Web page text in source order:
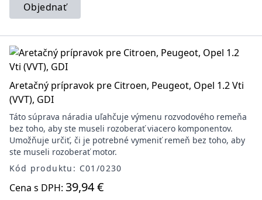
Objednať
Aretačný prípravok pre Citroen, Peugeot, Opel 1.2 Vti
(VVT), GDI
Táto súprava náradia uľahčuje výmenu rozvodového remeňa
bez toho, aby ste museli rozoberať viacero komponentov.
Umožňuje určiť, či je potrebné vymeniť remeň bez toho, aby
ste museli rozoberať motor.
Kód produktu: C01/0230
Cena s DPH: 39,94 €